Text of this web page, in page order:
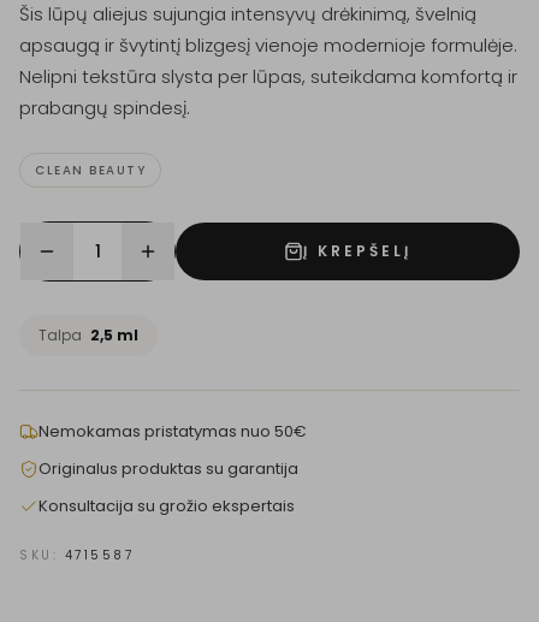
Šis lūpų aliejus sujungia intensyvų drėkinimą, švelnią
apsaugą ir švytintį blizgesį vienoje modernioje formulėje.
Nelipni tekstūra slysta per lūpas, suteikdama komfortą ir
prabangų spindesį.
CLEAN BEAUTY
1 Į KREPŠELĮ
Talpa 2,5 ml
Nemokamas pristatymas nuo 50€
Originalus produktas su garantija
Konsultacija su grožio ekspertais
SKU: 4715587